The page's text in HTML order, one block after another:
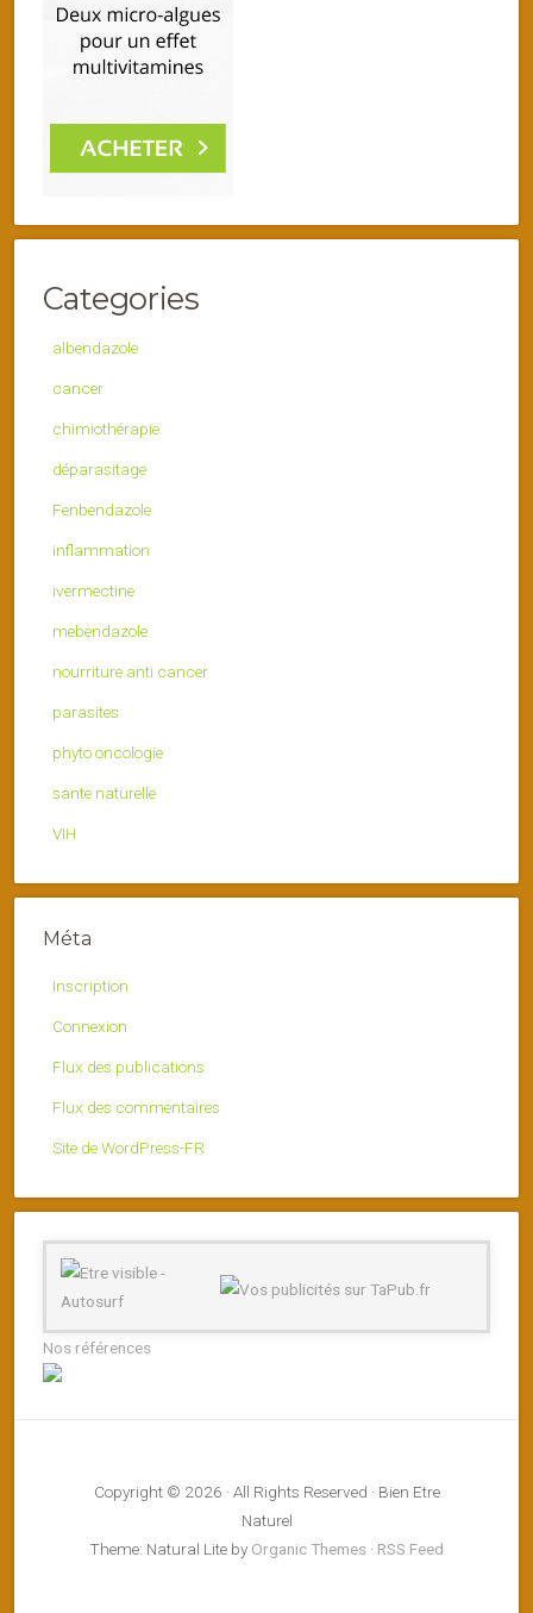
Categories
albendazole
cancer
chimiothérapie
déparasitage
Fenbendazole
inflammation
ivermectine
mebendazole
nourriture anti cancer
parasites
phyto oncologie
sante naturelle
VIH
Méta
Inscription
Connexion
Flux des publications
Flux des commentaires
Site de WordPress-FR
Nos références
Copyright © 2026 · All Rights Reserved · Bien Etre
Naturel
Theme: Natural Lite by Organic Themes · RSS Feed